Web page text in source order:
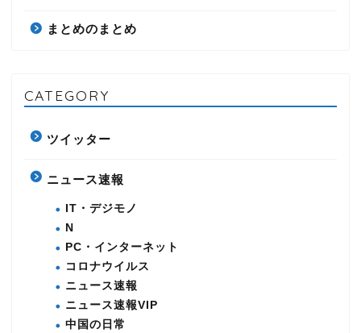
まとめのまとめ
CATEGORY
ツイッター
ニュース速報
IT・デジモノ
N
PC・インターネット
コロナウイルス
ニュース速報
ニュース速報VIP
中国の日常